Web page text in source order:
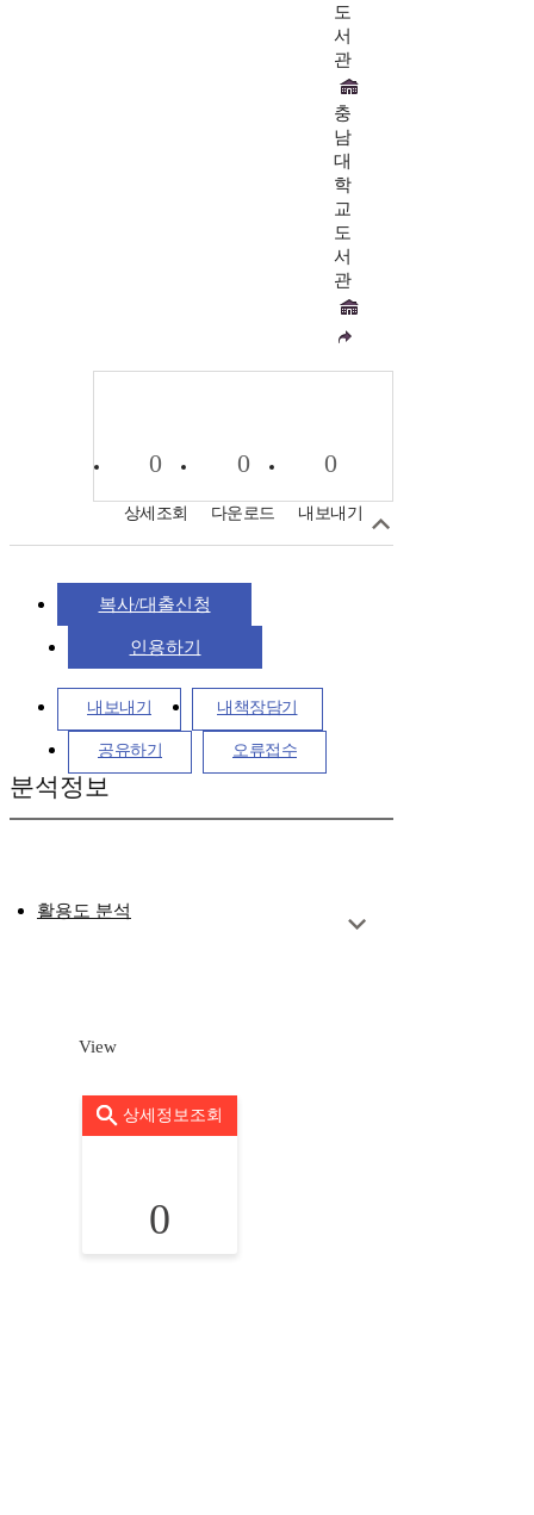
도
서
관
충
남
대
학
교
도
서
관
0
상세조회
0
다운로드
0
내보내기
복사/대출신청
인용하기
내보내기 내책장담기
공유하기 오류접수
분석정보
활용도 분석
View
상세정보조회
0